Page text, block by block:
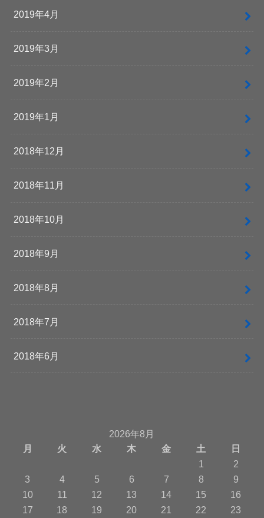
2019年4月
2019年3月
2019年2月
2019年1月
2018年12月
2018年11月
2018年10月
2018年9月
2018年8月
2018年7月
2018年6月
2026年8月
月
火 水 木 金 土
日
1
2
3
4 5 6 7 8
9
10
11 12 13 14 15
16
17
18 19 20 21 22 23